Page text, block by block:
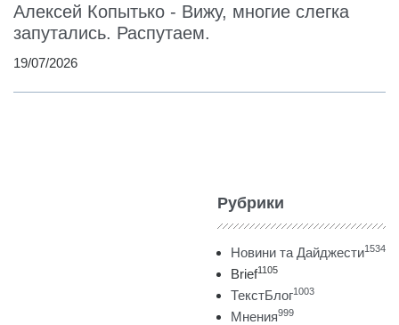
Алексей Копытько - Вижу, многие слегка
запутались. Распутаем.
19/07/2026
Рубрики
Новини та Дайджести1534
Brief1105
ТекстБлог1003
Мнения999